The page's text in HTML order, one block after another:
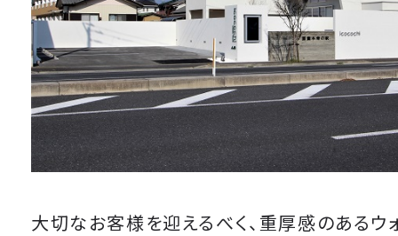
大切なお客様を迎えるべく、重厚感のあるウ